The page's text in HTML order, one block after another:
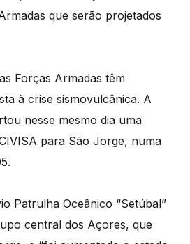
que serão projetados
Forças Armadas têm
à crise sismovulcânica. A
nesse mesmo dia uma
para São Jorge, numa
Patrulha Oceânico “Setúbal”
central dos Açores, que